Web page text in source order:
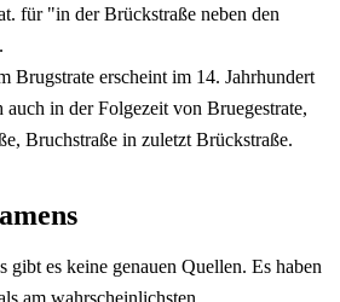
für "in der Brückstraße neben den
Brugstrate erscheint im 14. Jahrhundert
in der Folgezeit von Bruegestrate,
Bruchstraße in zuletzt Brückstraße.
gibt es keine genauen Quellen. Es haben
am wahrscheinlichsten